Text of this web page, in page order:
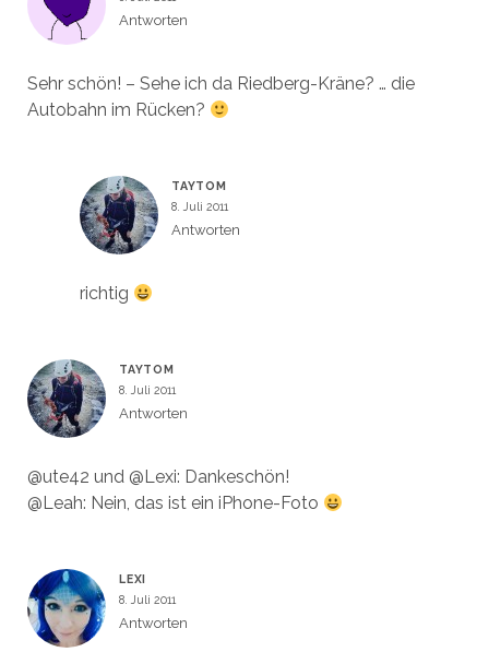
Antworten
Sehr schön! – Sehe ich da Riedberg-Kräne? … die
Autobahn im Rücken?
TAYTOM
8. Juli 2011
Antworten
richtig
TAYTOM
8. Juli 2011
Antworten
@ute42 und @Lexi: Dankeschön!
@Leah: Nein, das ist ein iPhone-Foto
LEXI
8. Juli 2011
Antworten